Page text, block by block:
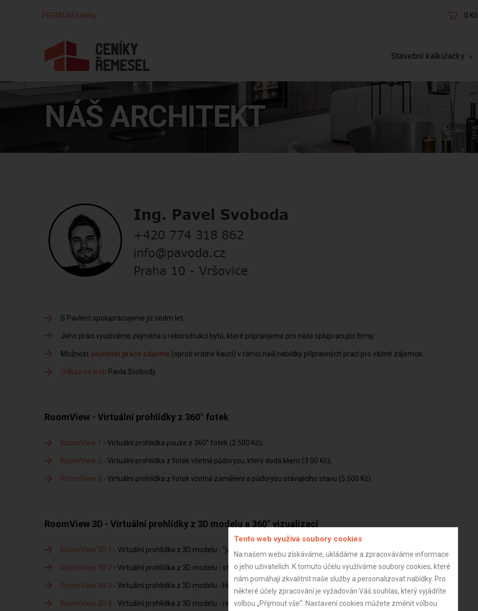
PREMIUM balíčky 0 Kč
Stavební kalkulačky
NÁŠ ARCHITEKT
S Pavlem spolupracujeme již sedm let
Jeho práci využíváme zejména u rekonstrukcí bytů, které připravjeme pro naše splupracující firmy
Možnost objednat práce zdarma (oproti vratné kauci) v rámci naší nabídky přípravných prací pro vážné zájemce
Odkaz na web Pavla Svobody
RoomView - Virtuální prohlídky z 360° fotek
RoomView 1 - Virtuální prohlídka pouze z 360° fotek (2 500 Kč)
RoomView 2 - Virtuální prohlídka z fotek včetně půdorysu, který dodá klient (3 00 Kč)
RoomView 3 - Virtuální prohlídka z fotek včetně zaměření a půdorysu stávajícího stavu (5 500 Kč)
RoomView 3D - Virtuální prohlídky z 3D modelu a 360° vizualizací
RoomView 3D 1 - Virtuální prohlídka z 3D modelu - “jako stavba” (3 500 Kč)
RoomView 3D 2 - Virtuální prohlídka z 3D modelu - stavba + povrchy a materiály (4 500 Kč)
RoomView 3D 3 - Virtuální prohlídka z 3D modelu - Hmota stavby a nábytku (4 500 Kč)
RoomView 3D 4 - Virtuální prohlídka z 3D modelu - realisticky vybavený byt (11 000 Kč)
Tento web využívá soubory cookies
Na našem webu získáváme, ukládáme a zpracováváme informace
o jeho uživatelích. K tomuto účelu využíváme soubory cookies, které
nám pomáhají zkvalitnit naše služby a personalizovat nabídky. Pro
některé účely zpracování je vyžadován Váš souhlas, který vyjádříte
volbou „Přijmout vše“. Nastavení cookies můžete změnit volbou